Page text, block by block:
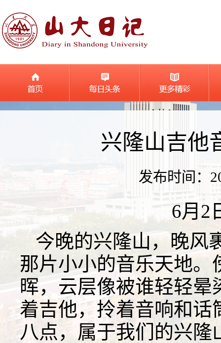
兴隆山吉他
发布时间：
6月2
今晚的兴隆山，晚风
那片小小的音乐天地
晖，云层像被谁轻轻
着吉他，拎着音响和话
八点，属于我们的兴